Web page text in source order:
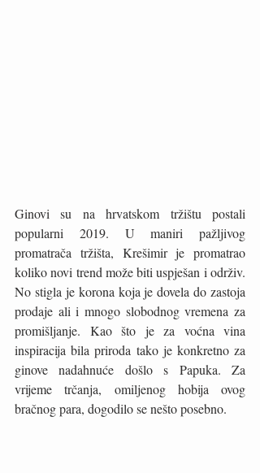
Ginovi su na hrvatskom tržištu postali
popularni 2019. U maniri pažljivog
promatrača tržišta, Krešimir je promatrao
koliko novi trend može biti uspješan i održiv.
No stigla je korona koja je dovela do zastoja
prodaje ali i mnogo slobodnog vremena za
promišljanje. Kao što je za voćna vina
inspiracija bila priroda tako je konkretno za
ginove nadahnuće došlo s Papuka. Za
vrijeme trčanja, omiljenog hobija ovog
bračnog para, dogodilo se nešto posebno.